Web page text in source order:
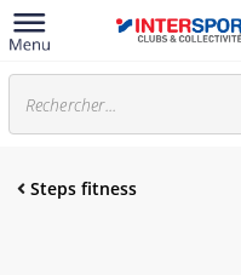
Steps fitness